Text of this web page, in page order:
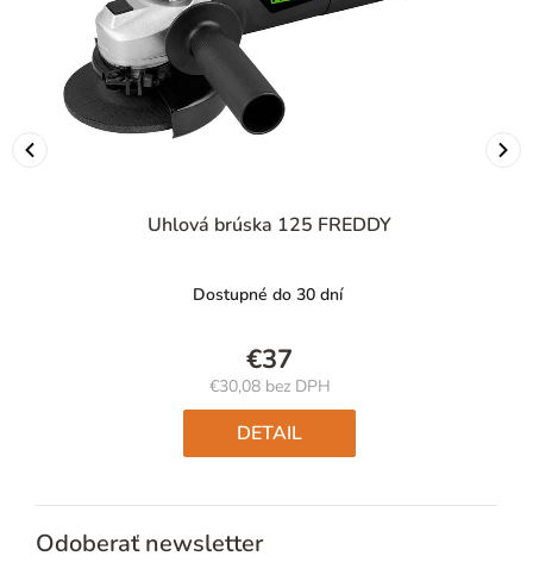
Uhlová brúska 125 FREDDY
Dostupné do 30 dní
€37
€30,08 bez DPH
Jednotková
cena:
DETAIL
Odoberať newsletter